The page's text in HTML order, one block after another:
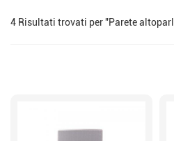
4 Risultati trovati per "Parete